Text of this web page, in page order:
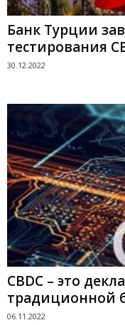
Банк Турции
тестирования
30.12.2022
CBDC – это
традиционной
06.11.2022